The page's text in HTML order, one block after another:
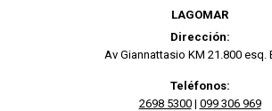
LAGOMAR
Dirección:
Av Giannattasio KM 21.800 esq.
Teléfonos:
2698 5300| 099 306 969